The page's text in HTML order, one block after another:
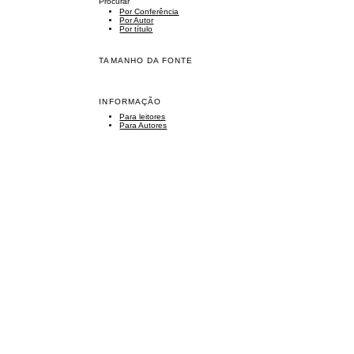
Por Conferência
Por Autor
Por título
TAMANHO DA FONTE
INFORMAÇÃO
Para leitores
Para Autores